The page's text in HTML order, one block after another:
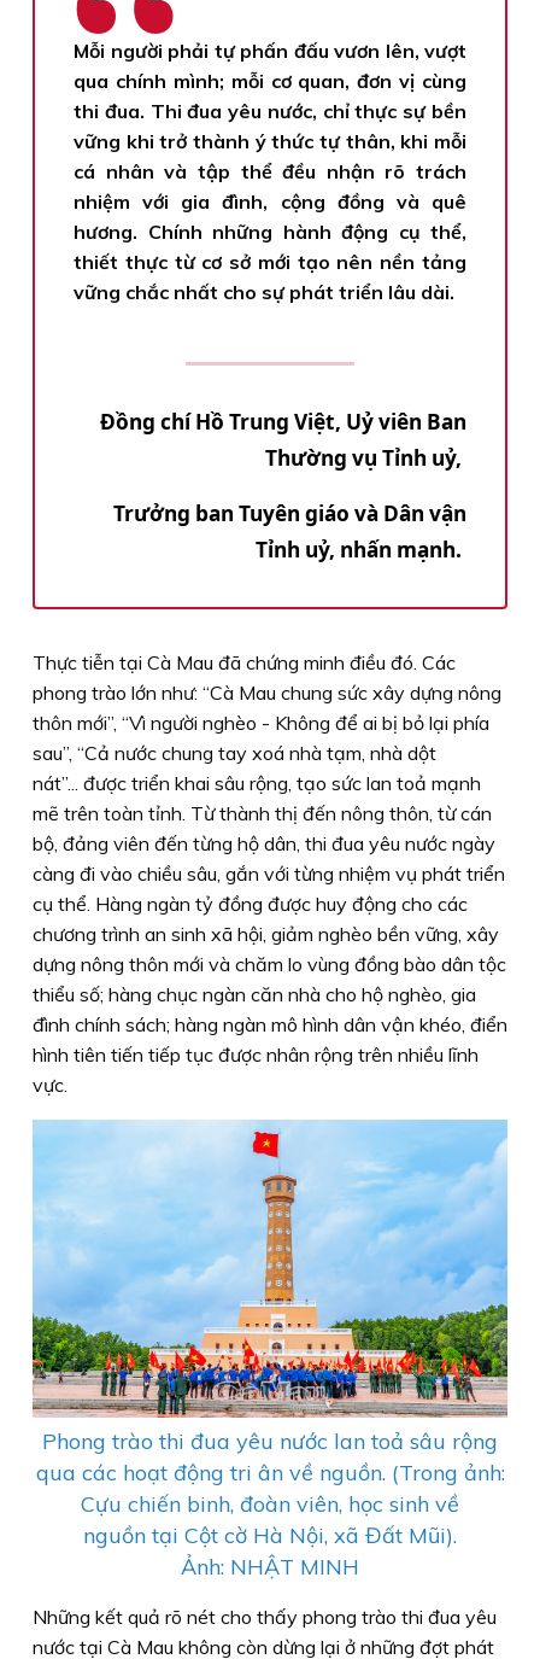
Mỗi người phải tự phấn đấu vươn lên, vượt
qua chính mình; mỗi cơ quan, đơn vị cùng
thi đua. Thi đua yêu nước, chỉ thực sự bền
vững khi trở thành ý thức tự thân, khi mỗi
cá nhân và tập thể đều nhận rõ trách
nhiệm với gia đình, cộng đồng và quê
hương. Chính những hành động cụ thể,
thiết thực từ cơ sở mới tạo nên nền tảng
vững chắc nhất cho sự phát triển lâu dài.
Đồng chí Hồ Trung Việt, Uỷ viên Ban
Thường vụ Tỉnh uỷ,
Trưởng ban Tuyên giáo và Dân vận
Tỉnh uỷ, nhấn mạnh.
Thực tiễn tại Cà Mau đã chứng minh điều đó. Các
phong trào lớn như: “Cà Mau chung sức xây dựng nông
thôn mới”, “Vì người nghèo - Không để ai bị bỏ lại phía
sau”, “Cả nước chung tay xoá nhà tạm, nhà dột
nát”... được triển khai sâu rộng, tạo sức lan toả mạnh
mẽ trên toàn tỉnh. Từ thành thị đến nông thôn, từ cán
bộ, đảng viên đến từng hộ dân, thi đua yêu nước ngày
càng đi vào chiều sâu, gắn với từng nhiệm vụ phát triển
cụ thể. Hàng ngàn tỷ đồng được huy động cho các
chương trình an sinh xã hội, giảm nghèo bền vững, xây
dựng nông thôn mới và chăm lo vùng đồng bào dân tộc
thiểu số; hàng chục ngàn căn nhà cho hộ nghèo, gia
đình chính sách; hàng ngàn mô hình dân vận khéo, điển
hình tiên tiến tiếp tục được nhân rộng trên nhiều lĩnh
vực.
Phong trào thi đua yêu nước lan toả sâu rộng
qua các hoạt động tri ân về nguồn. (Trong ảnh:
Cựu chiến binh, đoàn viên, học sinh về
nguồn tại Cột cờ Hà Nội, xã Đất Mũi).
Ảnh: NHẬT MINH
Những kết quả rõ nét cho thấy phong trào thi đua yêu
nước tại Cà Mau không còn dừng lại ở những đợt phát